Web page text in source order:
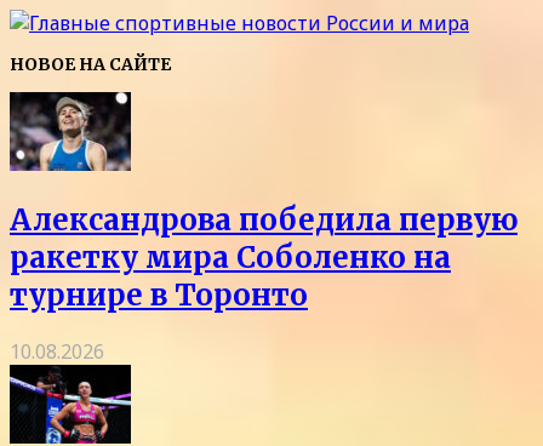
НОВОЕ НА САЙТЕ
Александрова победила первую
ракетку мира Соболенко на
турнире в Торонто
10.08.2026